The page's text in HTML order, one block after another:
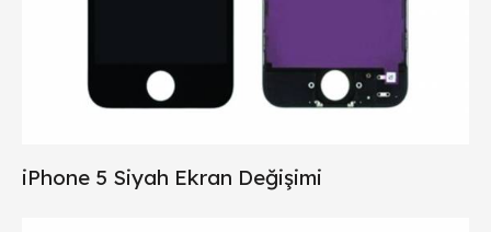
iPhone 5 Siyah Ekran Değişimi